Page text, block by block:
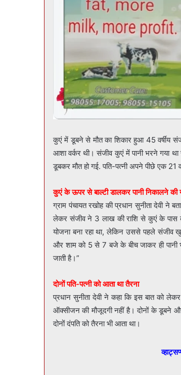
कुएं में डूबने से मौत का शिकार हुआ 45 वर्षीय
आशा वर्कर थी। संजीव कुएं में पानी भरने गया
डूबकर मौत हो गई. पति-पत्नी अपने पीछे एक 21
कुएं के ऊपर से बाल्टी डालकर पानी निकालने की
ग्राम पंचायत रखोह की प्रधान सुनीता देवी ने
लेकर संजीव ने 3 लाख की राशि से कुएं के पास
योजना बना रहा था, लेकिन उससे पहले संजीव
और शाम को 5 से 7 बजे के बीच जाकर ही पानी
जाती है।”
दोनों पति-पत्नी को आता था तैरना
प्रधान सुनीता देवी ने कहा कि इस बात को
ऑक्सीजन की मौजूदगी नहीं है। दोनों के डूबने और
दोनों दंपति को तैरना भी आता था।